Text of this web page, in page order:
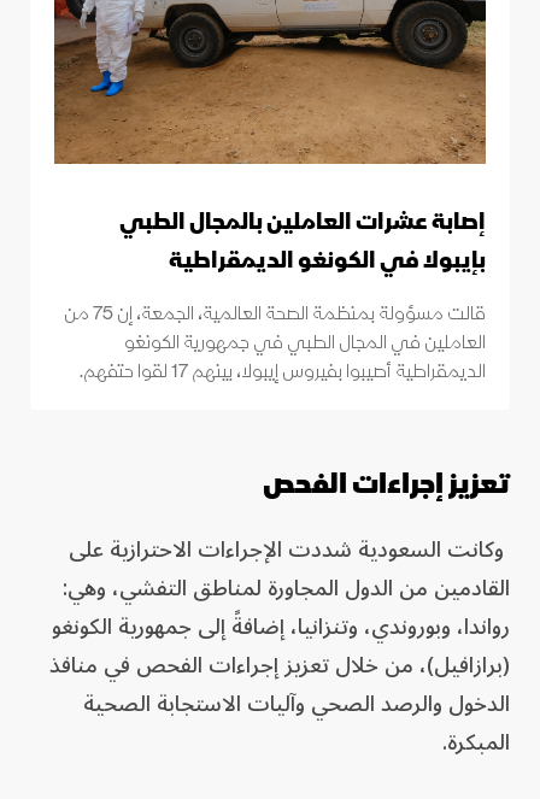
إصابة عشرات العاملين بالمجال الطبي
بإيبولا في الكونغو الديمقراطية
قالت مسؤولة بمنظمة الصحة العالمية، الجمعة، إن 75 من
العاملين في المجال الطبي في جمهورية الكونغو
الديمقراطية أصيبوا بفيروس إيبولا، بينهم ‌17 لقوا حتفهم.
تعزيز إجراءات الفحص
وكانت السعودية شددت الإجراءات الاحترازية على
القادمين من الدول المجاورة لمناطق التفشي، وهي:
رواندا، وبوروندي، وتنزانيا، إضافةً إلى جمهورية الكونغو
(برازافيل)، من خلال تعزيز إجراءات الفحص في منافذ
الدخول والرصد الصحي وآليات الاستجابة الصحية
المبكرة.